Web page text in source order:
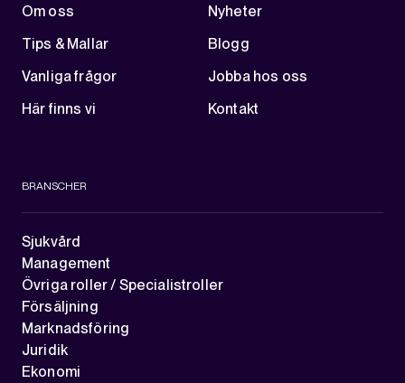
Om oss
Nyheter
Tips & Mallar
Blogg
Vanliga frågor
Jobba hos oss
Här finns vi
Kontakt
BRANSCHER
Sjukvård
Management
Övriga roller / Specialistroller
Försäljning
Marknadsföring
Juridik
Ekonomi